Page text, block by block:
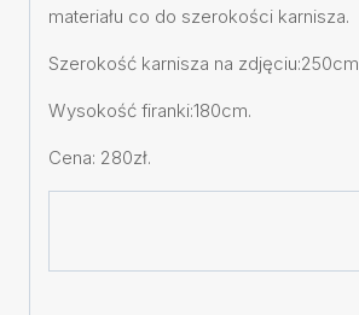
materiału co do szerokości karnisza.
Szerokość karnisza na zdjęciu:250cm
Wysokość firanki:180cm.
Cena: 280zł.